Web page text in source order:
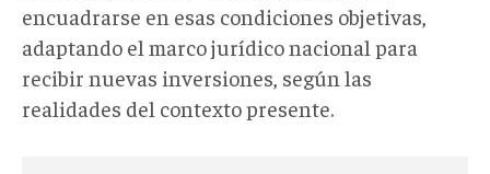
encuadrarse en esas condiciones objetivas,
adaptando el marco jurídico nacional para
recibir nuevas inversiones, según las
realidades del contexto presente.